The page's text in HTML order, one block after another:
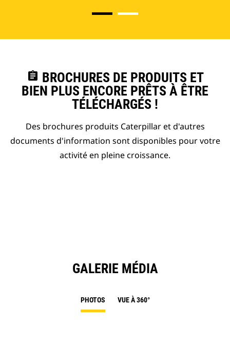
assignment BROCHURES DE PRODUITS ET
BIEN PLUS ENCORE PRÊTS À ÊTRE
TÉLÉCHARGÉS !
Des brochures produits Caterpillar et d'autres
documents d'information sont disponibles pour votre
activité en pleine croissance.
GALERIE MÉDIA
PHOTOS VUE À 360°